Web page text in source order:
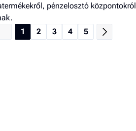
pénzelosztó központokról
1
2 3 4 5